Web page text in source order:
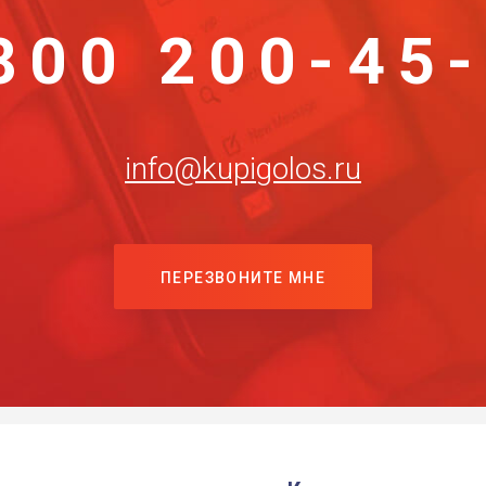
200-
info@kupigolos.ru
ПЕРЕЗВОНИТЕ МНЕ